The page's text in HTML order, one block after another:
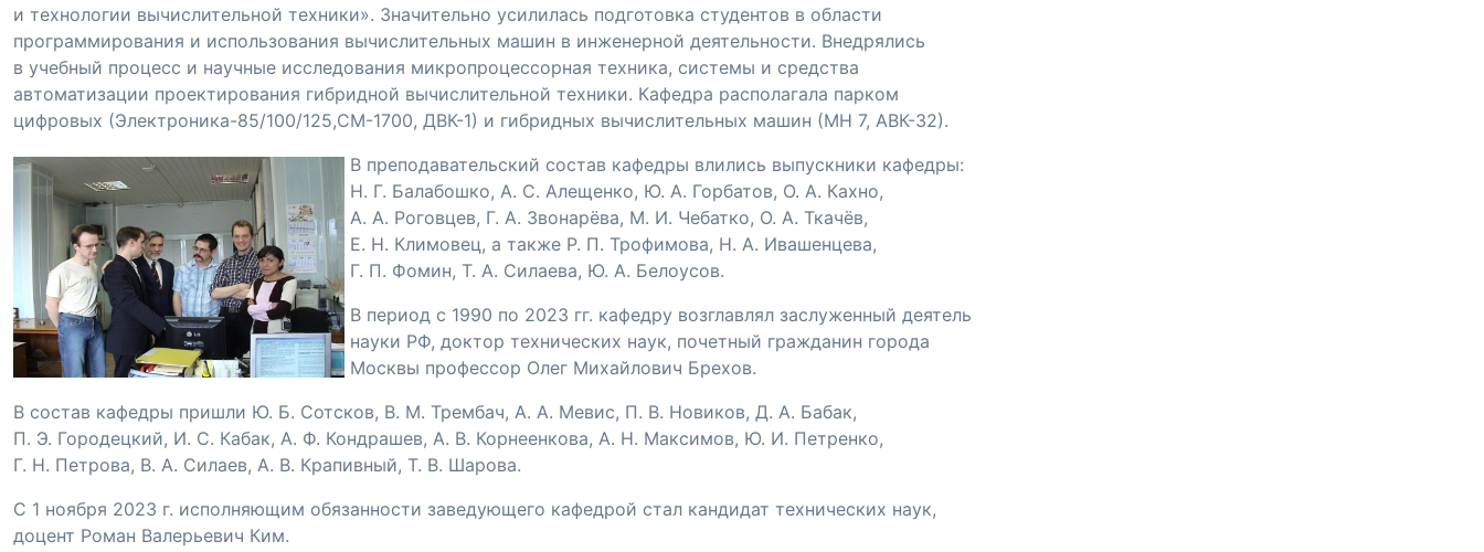
и технологии вычислительной техники». Значительно усилилась подготовка студентов в области
программирования и использования вычислительных машин в инженерной деятельности. Внедрялись
в учебный процесс и научные исследования микропроцессорная техника, системы и средства
автоматизации проектирования гибридной вычислительной техники. Кафедра располагала парком
цифровых (Электроника-85/100/125,СМ-1700, ДВК-1) и гибридных вычислительных машин (МН 7, АВК-32).
В преподавательский состав кафедры влились выпускники кафедры:
Н. Г. Балабошко, А. С. Алещенко, Ю. А. Горбатов, О. А. Кахно,
А. А. Роговцев, Г. А. Звонарёва, М. И. Чебатко, О. А. Ткачёв,
Е. Н. Климовец, а также Р. П. Трофимова, Н. А. Ивашенцева,
Г. П. Фомин, Т. А. Силаева, Ю. А. Белоусов.
В период с 1990 по 2023 гг. кафедру возглавлял заслуженный деятель
науки РФ, доктор технических наук, почетный гражданин города
Москвы профессор Олег Михайлович Брехов.
В состав кафедры пришли Ю. Б. Сотсков, В. М. Трембач, А. А. Мевис, П. В. Новиков, Д. А. Бабак,
П. Э. Городецкий, И. С. Кабак, А. Ф. Кондрашев, А. В. Корнеенкова, А. Н. Максимов, Ю. И. Петренко,
Г. Н. Петрова, В. А. Силаев, А. В. Крапивный, Т. В. Шарова.
С 1 ноября 2023 г. исполняющим обязанности заведующего кафедрой стал кандидат технических наук,
доцент Роман Валерьевич Ким.